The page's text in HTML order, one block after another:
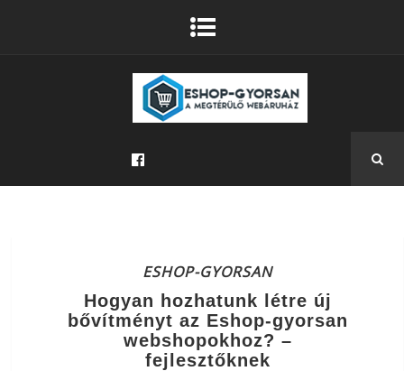
ESHOP-GYORSAN
Hogyan hozhatunk létre új
bővítményt az Eshop-gyorsan
webshopokhoz? –
fejlesztőknek